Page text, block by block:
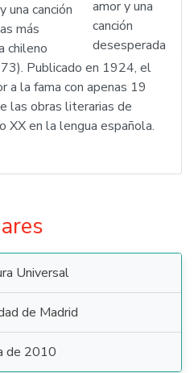
una canción
más
chileno
Publicado en 1924, el
a la fama con apenas 19
las obras literarias de
XX en la lengua española.
Universal
de Madrid
de 2010